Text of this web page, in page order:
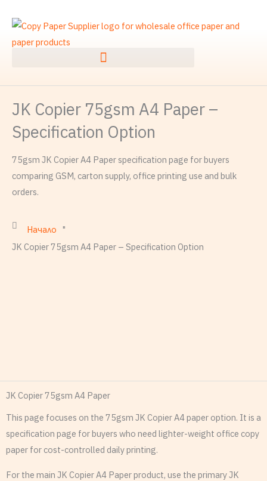
към
съдържанието
JK Copier 75gsm A4 Paper –
Specification Option
75gsm JK Copier A4 Paper specification page for buyers
comparing GSM, carton supply, office printing use and bulk
orders.
Начало "
JK Copier 75gsm A4 Paper – Specification Option
JK Copier 75gsm A4 Paper
This page focuses on the 75gsm JK Copier A4 paper option. It is a
specification page for buyers who need lighter-weight office copy
paper for cost-controlled daily printing.
For the main JK Copier A4 Paper product, use the primary JK